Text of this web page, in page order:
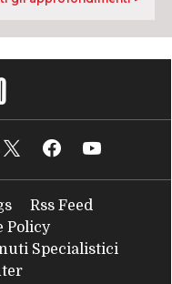
Rss Feed
Policy
Specialistici